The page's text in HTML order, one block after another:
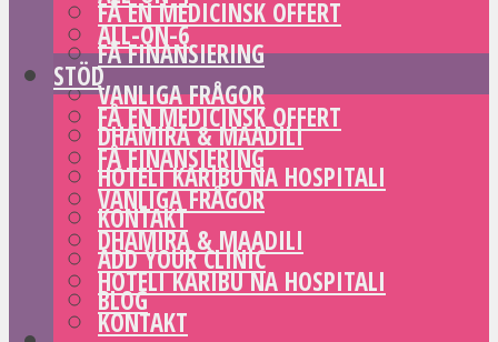
FÅ EN MEDICINSK OFFERT
FÅ FINANSIERING
VANLIGA FRÅGOR
DHAMIRA & MAADILI
HOTELI KARIBU NA HOSPITALI
KONTAKT
ADD YOUR CLINIC
BLOG
ALL-ON-6
STÖD
FÅ EN MEDICINSK OFFERT
FÅ FINANSIERING
VANLIGA FRÅGOR
DHAMIRA & MAADILI
HOTELI KARIBU NA HOSPITALI
KONTAKT